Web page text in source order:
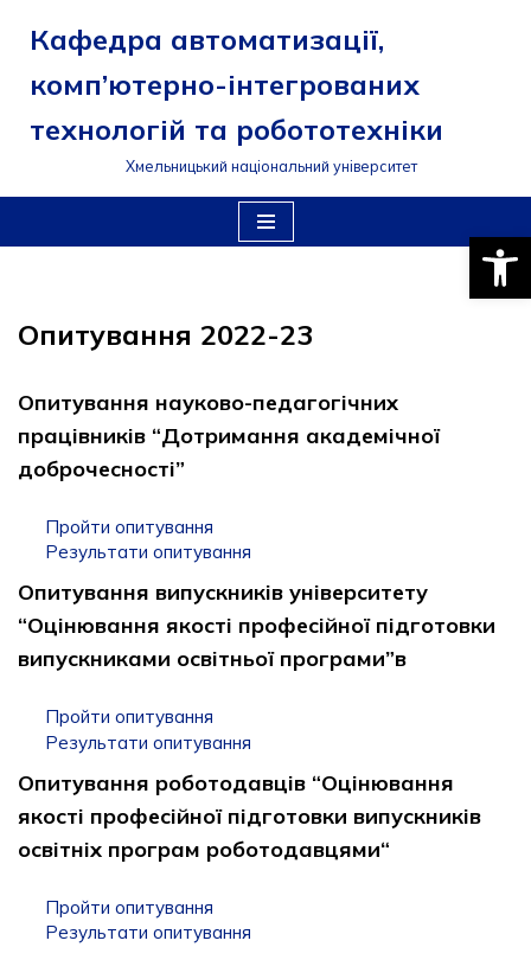
Перейти
до
вмісту
Кафедра автоматизації,
комп’ютерно-інтегрованих
технологій та робототехніки
Хмельницький національний університет
Опитування 2022-23
Опитування науково-педагогічних
працівників “Дотримання академічної
доброчесності”
Пройти опитування
Результати опитування
Опитування випускників університету
“Оцінювання якості професійної підготовки
випускниками освітньої програми”в
Пройти опитування
Результати опитування
Опитування роботодавців “Оцінювання
якості професійної підготовки випускників
освітніх програм роботодавцями“
Пройти опитування
Результати опитування